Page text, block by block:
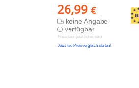
26,99 €
keine Angabe
verfügbar
Preis kann jetzt höher sein
Jetzt live Preisvergleich starten!